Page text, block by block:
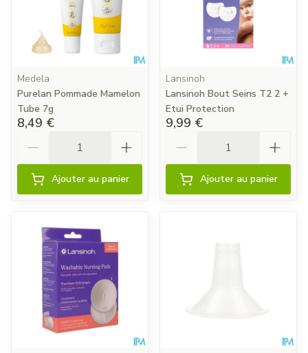
Medela
Purelan Pommade Mamelon
Tube 7g
8,49 €
Ajouter au panier
Lansinoh
Lansinoh Bout Seins T2 2 +
Etui Protection
9,99 €
Ajouter au panier